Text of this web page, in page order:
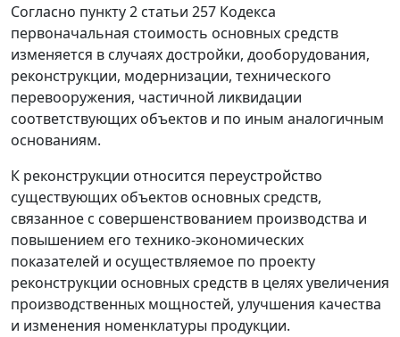
Согласно пункту 2 статьи 257 Кодекса
первоначальная стоимость основных средств
изменяется в случаях достройки, дооборудования,
реконструкции, модернизации, технического
перевооружения, частичной ликвидации
соответствующих объектов и по иным аналогичным
основаниям.
К реконструкции относится переустройство
существующих объектов основных средств,
связанное с совершенствованием производства и
повышением его технико-экономических
показателей и осуществляемое по проекту
реконструкции основных средств в целях увеличения
производственных мощностей, улучшения качества
и изменения номенклатуры продукции.